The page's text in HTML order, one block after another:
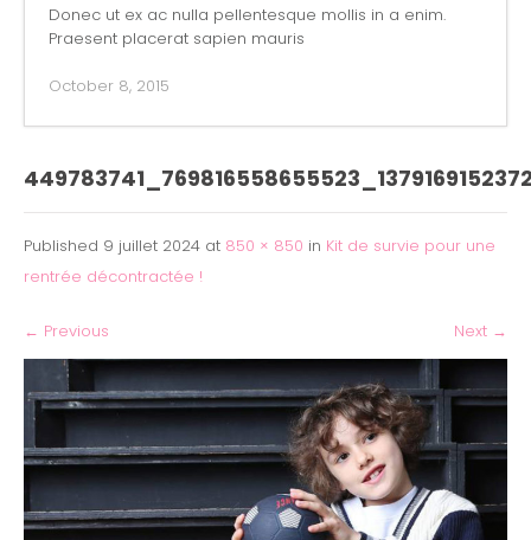
Donec ut ex ac nulla pellentesque mollis in a enim.
Praesent placerat sapien mauris
October 8, 2015
Published 9 juillet 2024 at 850 × 850 in Kit de survie pour une
rentrée décontractée !
← Previous Next →